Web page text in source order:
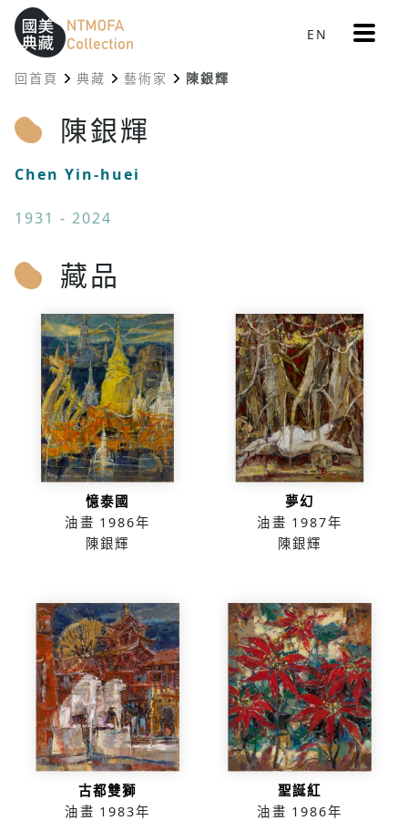
跳到中間主要內容區
網站導覽
::: EN 更
多
:::
回首頁 典藏 藝術家 陳銀輝
陳銀輝
Chen Yin-huei
1931 - 2024
藏品
憶泰國
油畫 1986年
陳銀輝
夢幻
油畫 1987年
陳銀輝
古都雙獅
油畫 1983年
聖誕紅
油畫 1986年